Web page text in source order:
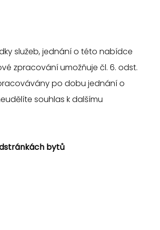
služeb, jednání o této nabídce
zpracování umožňuje čl. 6. odst.
po dobu jednání o
souhlas k dalšímu
bytů